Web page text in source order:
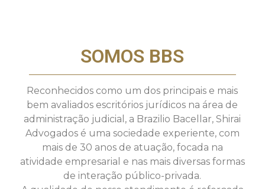
SOMOS BBS
Reconhecidos como um dos principais e mais
bem avaliados escritórios jurídicos na área de
administração judicial, a Brazilio Bacellar, Shirai
Advogados é uma sociedade experiente, com
mais de 30 anos de atuação, focada na
atividade empresarial e nas mais diversas formas
de interação público-privada.